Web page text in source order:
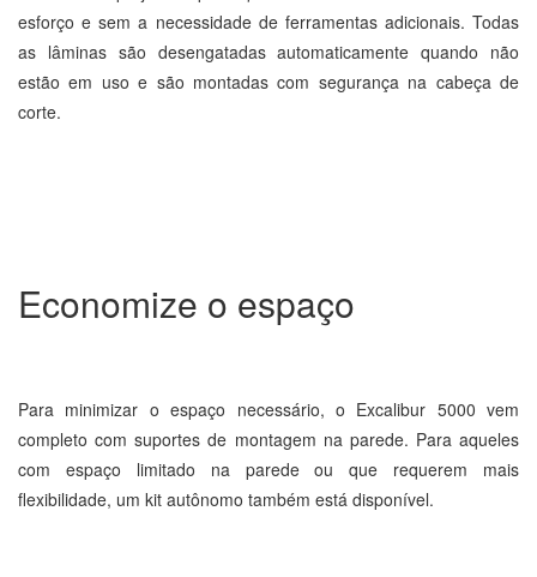
esforço e sem a necessidade de ferramentas adicionais. Todas
as lâminas são desengatadas automaticamente quando não
estão em uso e são montadas com segurança na cabeça de
corte.
Economize o espaço
Para minimizar o espaço necessário, o Excalibur 5000 vem
completo com suportes de montagem na parede. Para aqueles
com espaço limitado na parede ou que requerem mais
flexibilidade, um kit autônomo também está disponível.